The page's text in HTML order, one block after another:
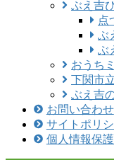
ぶえ吉
点
ぶ
ぶ
おうち
下関市
ぶえ吉
お問い合わせ
サイトポリ
個人情報保